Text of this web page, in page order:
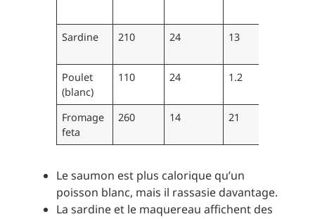
Sardine
210 24 13
Poulet
(blanc)
110 24 1.2
Fromage
feta
260 14 21
Le saumon est plus calorique qu’un
poisson blanc, mais il rassasie davantage.
La sardine et le maquereau affichent des